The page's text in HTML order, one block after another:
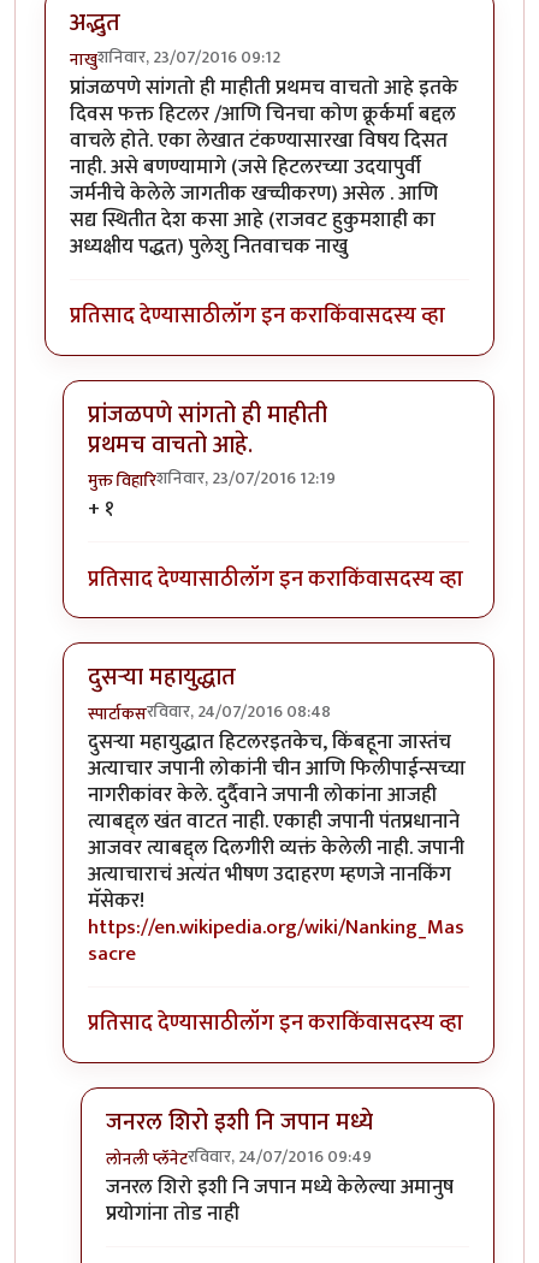
अद्भुत
नाखुशनिवार, 23/07/2016 09:12
प्रांजळपणे सांगतो ही माहीती प्रथमच वाचतो आहे इतके
दिवस फक्त हिटलर /आणि चिनचा कोण क्रूर्कर्मा बद्दल
वाचले होते. एका लेखात टंकण्यासारखा विषय दिसत
नाही. असे बणण्यामागे (जसे हिटलरच्या उदयापुर्वी
जर्मनीचे केलेले जागतीक खच्चीकरण) असेल . आणि
सद्य स्थितीत देश कसा आहे (राजवट हुकुमशाही का
अध्यक्षीय पद्धत) पुलेशु नितवाचक नाखु
प्रतिसाद देण्यासाठीलॉग इन कराकिंवासदस्य व्हा
प्रांजळपणे सांगतो ही माहीती
प्रथमच वाचतो आहे.
मुक्त विहारिशनिवार, 23/07/2016 12:19
In reply to
+ १
प्रतिसाद देण्यासाठीलॉग इन कराकिंवासदस्य व्हा
दुसर्‍या महायुद्धात
स्पार्टाकसरविवार, 24/07/2016 08:48
In reply toअद्भुतbyनाखु
दुसर्‍या महायुद्धात हिटलरइतकेच, किंबहूना जास्तंच
अत्याचार जपानी लोकांनी चीन आणि फिलीपाईन्सच्या
नागरीकांवर केले. दुर्दैवाने जपानी लोकांना आजही
त्याबद्द्ल खंत वाटत नाही. एकाही जपानी पंतप्रधानाने
आजवर त्याबद्द्ल दिलगीरी व्यक्तं केलेली नाही. जपानी
अत्याचाराचं अत्यंत भीषण उदाहरण म्हणजे नानकिंग
मॅसेकर!
https://en.wikipedia.org/wiki/Nanking_Mas
sacre
प्रतिसाद देण्यासाठीलॉग इन कराकिंवासदस्य व्हा
जनरल शिरो इशी नि जपान मध्ये
लोनली प्लॅनेटरविवार, 24/07/2016 09:49
In reply toदुसर्‍या महायुद्धातbyस्पार्टाकस
जनरल शिरो इशी नि जपान मध्ये केलेल्या अमानुष
प्रयोगांना तोड नाही